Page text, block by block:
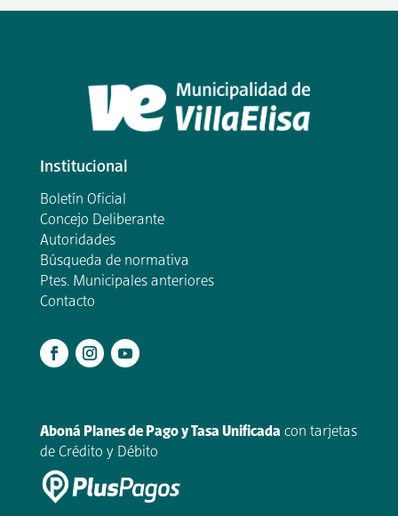
Institucional
Boletín Oficial
Concejo Deliberante
Autoridades
Búsqueda de normativa
Ptes. Municipales anteriores
Contacto
Aboná Planes de Pago y Tasa Unificada con tarjetas
de Crédito y Débito